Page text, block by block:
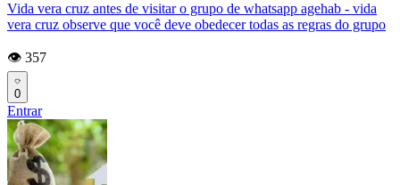
Vida vera cruz antes de visitar o grupo de whatsapp agehab - vida
vera cruz observe que você deve obedecer todas as regras do grupo
👁️ 357
0
Entrar